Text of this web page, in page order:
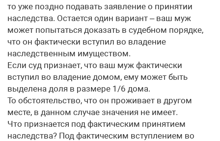
то уже поздно подавать заявление о принятии
наследства. Остается один вариант – ваш муж
может попытаться доказать в судебном порядке,
что он фактически вступил во владение
наследственным имуществом.
Если суд признает, что ваш муж фактически
вступил во владение домом, ему может быть
выделена доля в размере 1/6 дома.
То обстоятельство, что он проживает в другом
месте, в данном случае значения не имеет.
Что признается под фактическим принятием
наследства? Под фактическим вступлением во